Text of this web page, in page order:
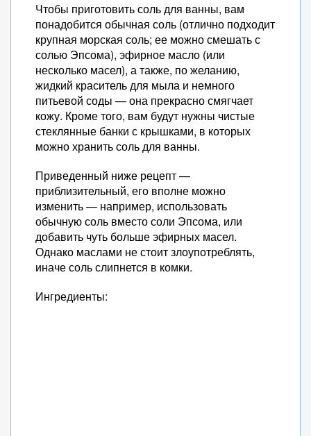
Чтобы приготовить соль для ванны, вам
понадобится обычная соль (отлично подходит
крупная морская соль; ее можно смешать с
солью Эпсома), эфирное масло (или
несколько масел), а также, по желанию,
жидкий краситель для мыла и немного
питьевой соды — она прекрасно смягчает
кожу. Кроме того, вам будут нужны чистые
стеклянные банки с крышками, в которых
можно хранить соль для ванны.
Приведенный ниже рецепт —
приблизительный, его вполне можно
изменить — например, использовать
обычную соль вместо соли Эпсома, или
добавить чуть больше эфирных масел.
Однако маслами не стоит злоупотреблять,
иначе соль слипнется в комки.
Ингредиенты: